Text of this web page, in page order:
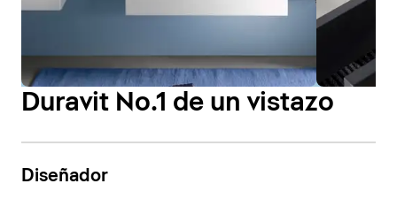
Duravit No.1 de un vistazo
Diseñador